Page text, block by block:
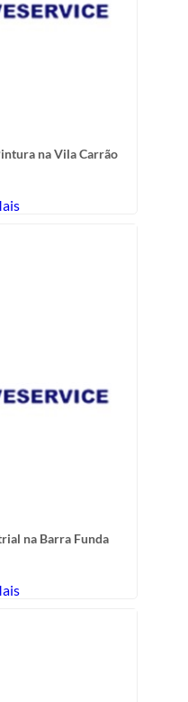
na Vila Carrão
na Barra Funda